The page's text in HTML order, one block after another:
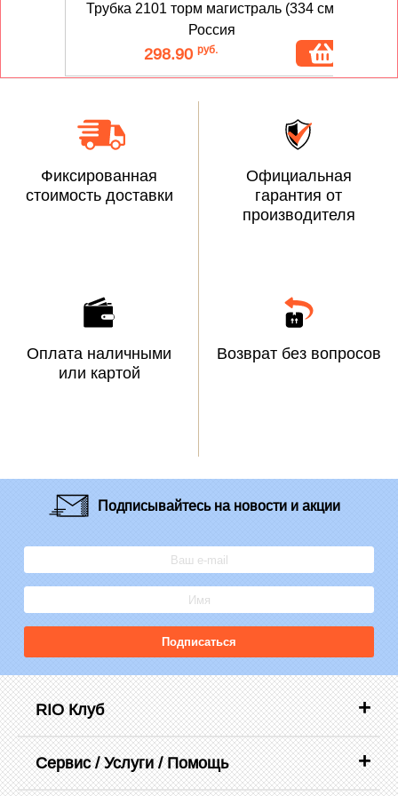
Трубка 2101 торм магистраль (334 см)
Россия
298.90 руб.
Фиксированная
стоимость доставки
Официальная
гарантия от
производителя
Оплата наличными
или картой
Возврат без вопросов
Подписывайтесьна новости и акции
Подписаться
RIO Клуб
Сервис / Услуги / Помощь